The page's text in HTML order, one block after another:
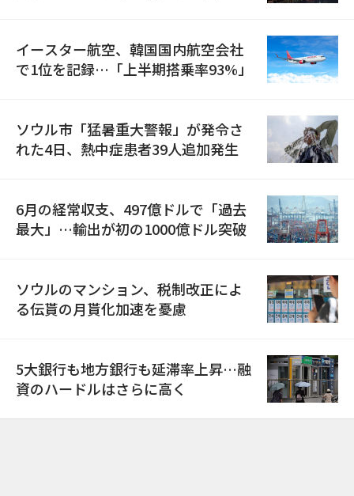
イースター航空、韓国国内航空会社
で1位を記録…「上半期搭乗率93%」
ソウル市「猛暑重大警報」が発令さ
れた4日、熱中症患者39人追加発生
6月の経常収支、497億ドルで「過去
最大」…輸出が初の1000億ドル突破
ソウルのマンション、税制改正によ
る伝貰の月貰化加速を憂慮
5大銀行も地方銀行も延滞率上昇…融
資のハードルはさらに高く